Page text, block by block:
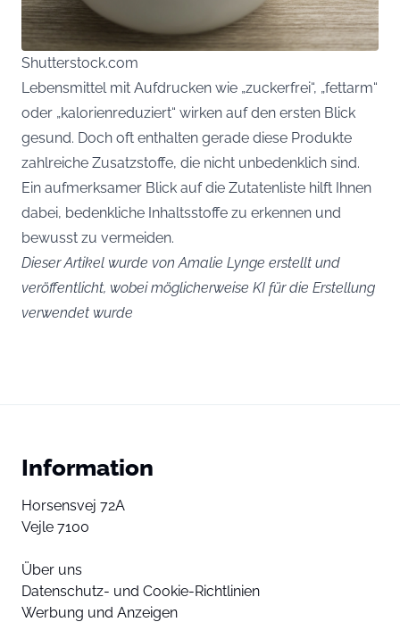
Shutterstock.com
Lebensmittel mit Aufdrucken wie „zuckerfrei“, „fettarm“
oder „kalorienreduziert“ wirken auf den ersten Blick
gesund. Doch oft enthalten gerade diese Produkte
zahlreiche Zusatzstoffe, die nicht unbedenklich sind.
Ein aufmerksamer Blick auf die Zutatenliste hilft Ihnen
dabei, bedenkliche Inhaltsstoffe zu erkennen und
bewusst zu vermeiden.
Dieser Artikel wurde von Amalie Lynge erstellt und
veröffentlicht, wobei möglicherweise KI für die Erstellung
verwendet wurde
Information
Horsensvej 72A
Vejle 7100
Über uns
Datenschutz- und Cookie-Richtlinien
Werbung und Anzeigen